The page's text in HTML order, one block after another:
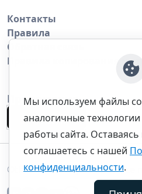
Контакты
Правила
Обратная связь
Правила копирования
Приложение
©thecommunity.ru 2026. Все
Мы используем файлы
аналогичные
работы сайта. Оставаясь
соглашаетесь с нашей
конфиденциальности.